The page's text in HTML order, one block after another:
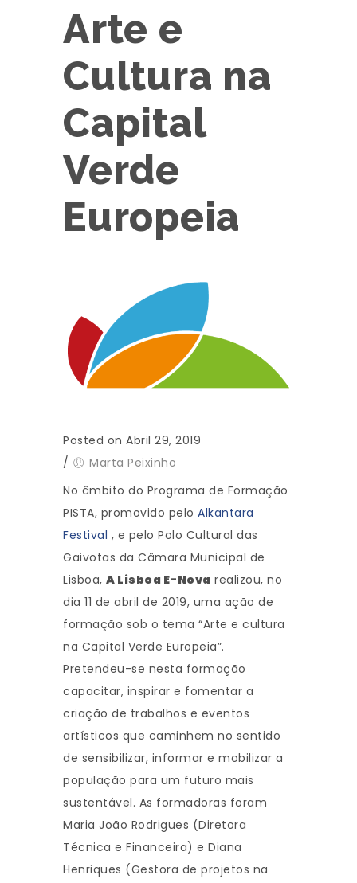
Arte e
Cultura na
Capital
Verde
Europeia
Posted on Abril 29, 2019
/
Marta Peixinho
No âmbito do Programa de Formação
PISTA, promovido pelo Alkantara
Festival , e pelo Polo Cultural das
Gaivotas da Câmara Municipal de
Lisboa, A Lisboa E-Nova realizou, no
dia 11 de abril de 2019, uma ação de
formação sob o tema “Arte e cultura
na Capital Verde Europeia”.
Pretendeu-se nesta formação
capacitar, inspirar e fomentar a
criação de trabalhos e eventos
artísticos que caminhem no sentido
de sensibilizar, informar e mobilizar a
população para um futuro mais
sustentável. As formadoras foram
Maria João Rodrigues (Diretora
Técnica e Financeira) e Diana
Henriques (Gestora de projetos na